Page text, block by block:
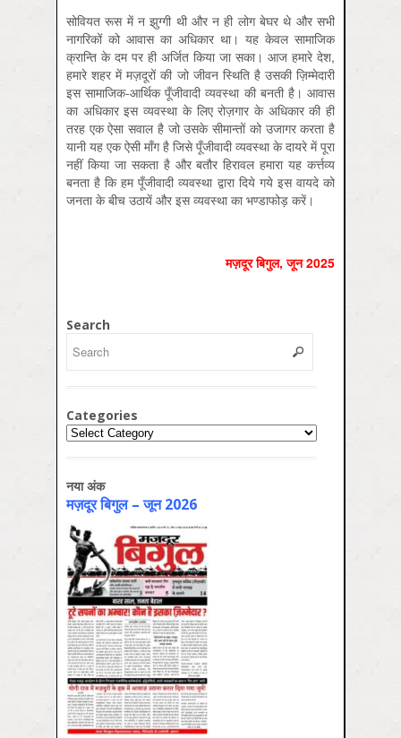
सोवियत रूस में न झुग्गी थी और न ही लोग बेघर थे और सभी
नागरिकों को आवास का अधिकार था। यह केवल सामाजिक
क्रान्ति के दम पर ही अर्जित किया जा सका। आज हमारे देश,
हमारे शहर में मज़दूरों की जो जीवन स्थिति है उसकी ज़िम्मेदारी
इस सामाजिक-आर्थिक पूँजीवादी व्यवस्था की बनती है। आवास
का अधिकार इस व्यवस्था के लिए रोज़गार के अधिकार की ही
तरह एक ऐसा सवाल है जो उसके सीमान्तों को उजागर करता है
यानी यह एक ऐसी माँग है जिसे पूँजीवादी व्यवस्था के दायरे में पूरा
नहीं किया जा सकता है और बतौर हिरावल हमारा यह कर्त्तव्य
बनता है कि हम पूँजीवादी व्यवस्था द्वारा दिये गये इस वायदे को
जनता के बीच उठायें और इस व्यवस्था का भण्डाफोड़ करें।
मज़दूर बिगुल, जून 2025
Search
Categories
Categories
नया अंक
मज़दूर बिगुल – जून 2026